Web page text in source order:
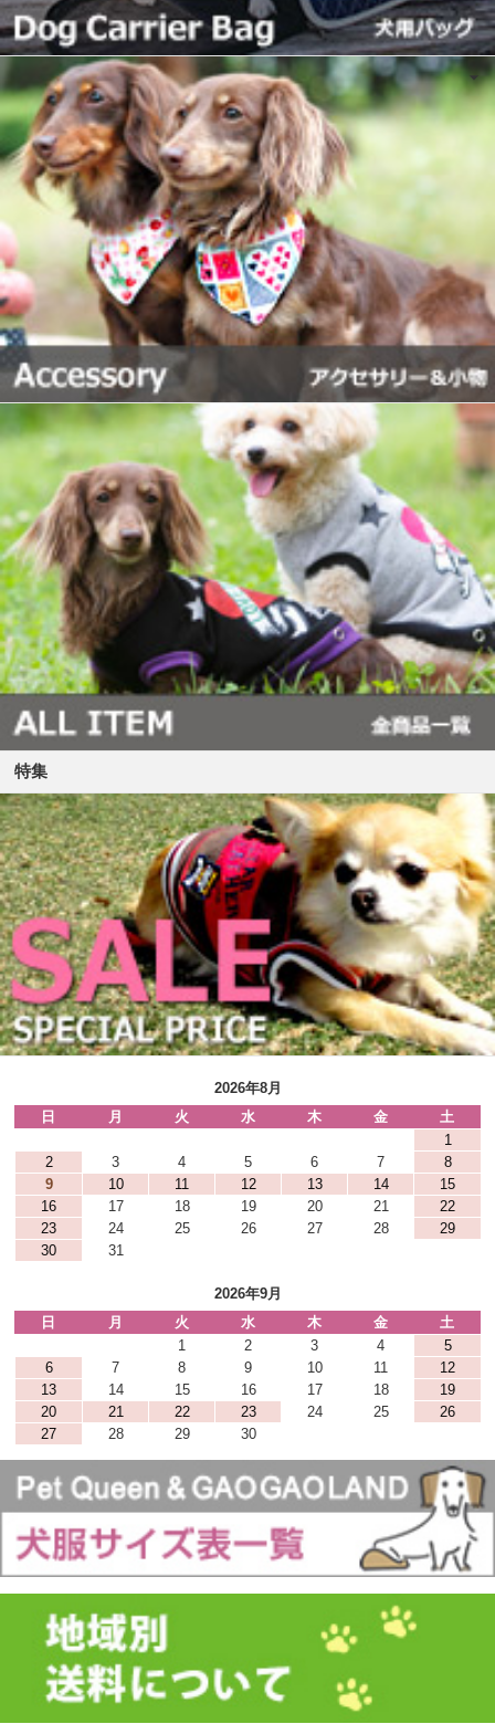
特集
2026年8月
日
月 火 水 木 金
土
1
2
3 4 5 6 7
8
9
10 11 12 13 14
15
16
17 18 19 20 21
22
23
24 25 26 27 28
29
30
31
2026年9月
日
月 火 水 木 金
土
1
2 3 4
5
6
7 8 9 10 11
12
13
14 15 16 17 18
19
20
21 22 23 24 25
26
27
28 29 30